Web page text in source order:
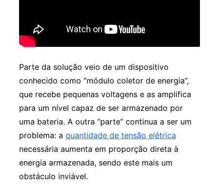
Parte da solução veio de um dispositivo
conhecido como “módulo coletor de energia”,
que recebe pequenas voltagens e as amplifica
para um nível capaz de ser armazenado por
uma bateria. A outra “parte” continua a ser um
problema: a quantidade de tensão elétrica
necessária aumenta em proporção direta à
energia armazenada, sendo este mais um
obstáculo inviável.